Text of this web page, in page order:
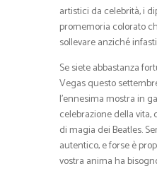
artistici da celebrità, i
promemoria colorato
sollevare anziché
Se siete abbastanza
Vegas questo
l’ennesima mostra in
celebrazione della
di magia dei Beatles.
autentico, e forse è
vostra anima ha